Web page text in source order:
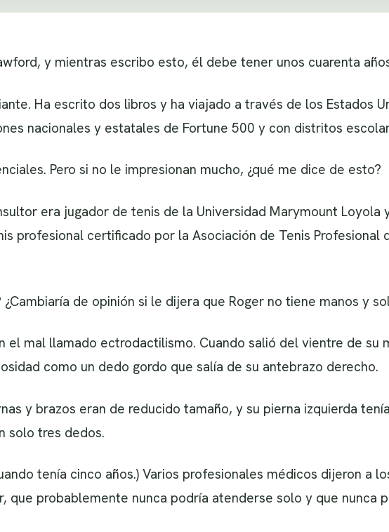
y mientras escribo esto, él debe tener unos cuarenta
Ha escrito dos libros y ha viajado a través de los Estados
nacionales y estatales de Fortune 500 y con distritos
Pero si no le impresionan mucho, ¿qué me dice de esto?
era jugador de tenis de la Universidad Marymount Loyola
profesional certificado por la Asociación de Tenis Profesional
¿Cambiaría de opinión si le dijera que Roger no tiene manos y
el mal llamado ectrodactilismo. Cuando salió del vientre de su
como un dedo gordo que salía de su antebrazo derecho.
y brazos eran de reducido tamaño, y su pierna izquierda
solo tres dedos.
tenía cinco años.) Varios profesionales médicos dijeron a
que probablemente nunca podría atenderse solo y que nunca